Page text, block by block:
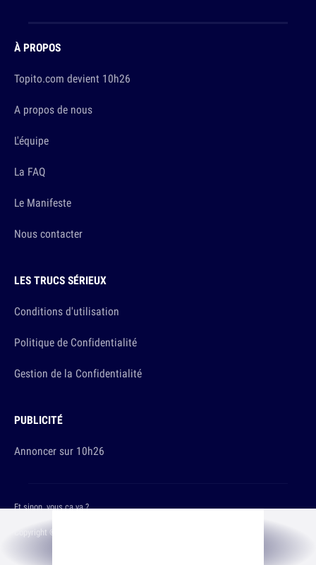
À PROPOS
Topito.com devient 10h26
A propos de nous
L'équipe
La FAQ
Le Manifeste
Nous contacter
LES TRUCS SÉRIEUX
Conditions d'utilisation
Politique de Confidentialité
Gestion de la Confidentialité
PUBLICITÉ
Annoncer sur 10h26
Copyright © 2026 The Original Publishing Studio
Et sinon, vous ça va ?